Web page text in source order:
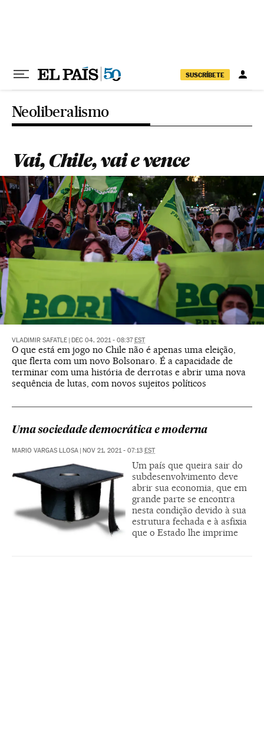
SUSCRÍBETE
Neoliberalismo
Vai, Chile, vai e vence
VLADIMIR SAFATLE DEC 04, 2021 - 08:37 EST
O que está em jogo no Chile não é apenas uma eleição,
que flerta com um novo Bolsonaro. É a capacidade de
terminar com uma história de derrotas e abrir uma nova
sequência de lutas, com novos sujeitos políticos
Uma sociedade democrática e moderna
MARIO VARGAS LLOSA NOV 21, 2021 - 07:13 EST
Um país que queira sair do
subdesenvolvimento deve
abrir sua economia, que em
grande parte se encontra
nesta condição devido à sua
estrutura fechada e à asfixia
que o Estado lhe imprime